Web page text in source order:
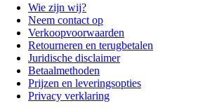
Wie zijn wij?
Neem contact op
Verkoopvoorwaarden
Retourneren en terugbetalen
Juridische disclaimer
Betaalmethoden
Prijzen en leveringsopties
Privacy verklaring